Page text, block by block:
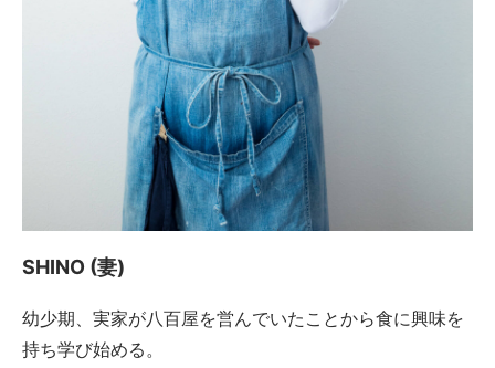
SHINO (妻)
幼少期、実家が八百屋を営んでいたことから食に興味を
持ち学び始める。